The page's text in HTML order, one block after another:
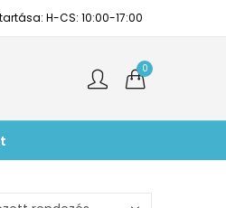
H-CS: 10:00-17:00
0